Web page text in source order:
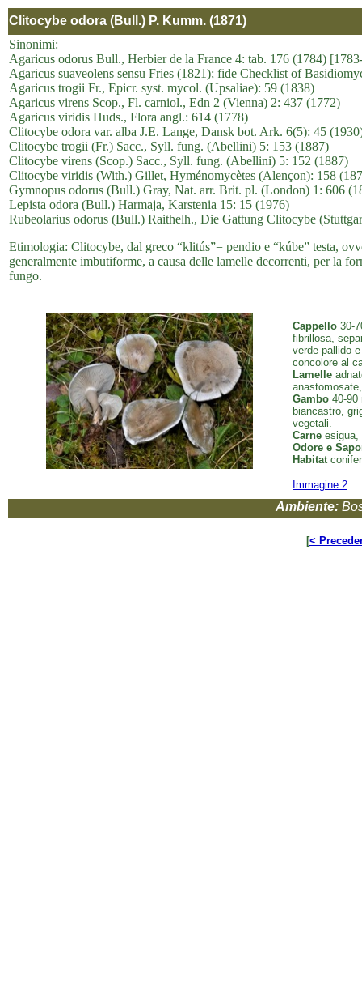
Clitocybe odora (Bull.) P. Kumm. (1871)
Sinonimi:
Agaricus odorus Bull., Herbier de la France 4: tab. 176 (1784)
Agaricus suaveolens sensu Fries (1821); fide Checklist of
Agaricus trogii Fr., Epicr. syst. mycol. (Upsaliae): 59 (1838)
Agaricus virens Scop., Fl. carniol., Edn 2 (Vienna) 2: 437 (1772)
Agaricus viridis Huds., Flora angl.: 614 (1778)
Clitocybe odora var. alba J.E. Lange, Dansk bot. Ark. 6(5): 45
Clitocybe trogii (Fr.) Sacc., Syll. fung. (Abellini) 5: 153 (1887)
Clitocybe virens (Scop.) Sacc., Syll. fung. (Abellini) 5: 152 (1887)
Clitocybe viridis (With.) Gillet, Hyménomycètes (Alençon): 158
Gymnopus odorus (Bull.) Gray, Nat. arr. Brit. pl. (London) 1: 606
Lepista odora (Bull.) Harmaja, Karstenia 15: 15 (1976)
Rubeolarius odorus (Bull.) Raithelh., Die Gattung Clitocybe
Etimologia: Clitocybe, dal greco “klitús”= pendio e “kúbe” testa,
generalmente imbutiforme, a causa delle lamelle decorrenti, per la
fungo.
Cappello 30-
fibrillosa,
verde-pallido
concolore al
Lamelle
Gambo 40-90
biancastro,
vegetali.
Carne esigua,
Odore e
Habitat
Immagine 2
Ambiente:
[<